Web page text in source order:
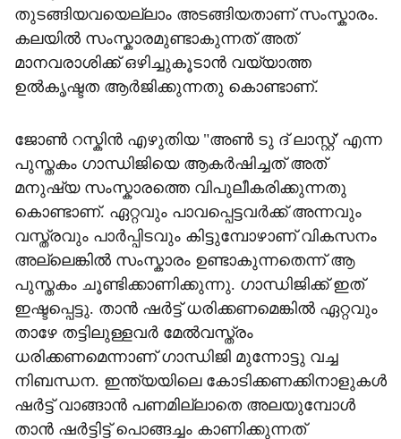
തുടങ്ങിയവയെല്ലാം അടങ്ങിയതാണ് സംസ്കാരം.
കലയിൽ സംസ്കാരമുണ്ടാകുന്നത് അത്
മാനവരാശിക്ക് ഒഴിച്ചുകൂടാൻ വയ്യാത്ത
ഉൽകൃഷ്ടത ആർജിക്കുന്നതു കൊണ്ടാണ്.
ജോൺ റസ്കിൻ എഴുതിയ "അൺ ടു ദ് ലാസ്റ്റ്' എന്ന
പുസ്തകം ഗാന്ധിജിയെ ആകർഷിച്ചത് അത്
മനുഷ്യ സംസ്കാരത്തെ വിപുലീകരിക്കുന്നതു
കൊണ്ടാണ്. ഏറ്റവും പാവപ്പെട്ടവർക്ക് അന്നവും
വസ്ത്രവും പാർപ്പിടവും കിട്ടുമ്പോഴാണ് വികസനം
അല്ലെങ്കിൽ സംസ്കാരം ഉണ്ടാകുന്നതെന്ന് ആ
പുസ്തകം ചൂണ്ടിക്കാണിക്കുന്നു. ഗാന്ധിജിക്ക് ഇത്
ഇഷ്ടപ്പെട്ടു. താൻ ഷർട്ട് ധരിക്കണമെങ്കിൽ ഏറ്റവും
താഴേ തട്ടിലുള്ളവർ മേൽവസ്ത്രം
ധരിക്കണമെന്നാണ് ഗാന്ധിജി മുന്നോട്ടു വച്ച
നിബന്ധന. ഇന്ത്യയിലെ കോടിക്കണക്കിനാളുകൾ
ഷർട്ട് വാങ്ങാൻ പണമില്ലാതെ അലയുമ്പോൾ
താൻ ഷർട്ടിട്ട് പൊങ്ങച്ചം കാണിക്കുന്നത്